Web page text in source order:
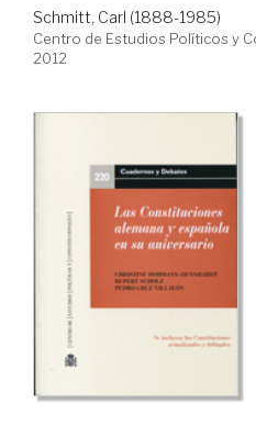
Schmitt, Carl (1888-1985)
Centro de Estudios Políticos y
2012